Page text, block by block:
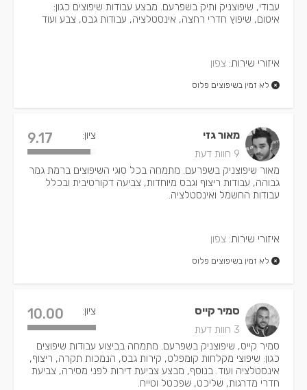
עבודי, שיפוצניק ותיק בשפרעם. מבצע עבודות שיפוצים כגון:
איטום, שיפוץ חדרי רחצה, אינסטלציה, עבודות גבס, צבע ועוד
איזורי שירות: צפון
לא זמין בשיפוצים פלוס
מאור גזי
9 חוות דעת
ציון: 9.17
מאור שיפוצניק בשפרעם. מתמחה בכל סוגי השיפוצים ברמת גמר
גבוהה, עבודות ריצוף וגבס מיוחדות, צביעה דקורטיבית ובכלל
עבודות החשמל ואינסטלציה.
איזורי שירות: צפון
לא זמין בשיפוצים פלוס
סמיר קייס
3 חוות דעת
ציון: 10.00
סמיר קייס, שיפוצניק בשפרעם. מתמחה בביצוע עבודות שיפוצים
כגון: שיפוצי מקלחות קומפלט, קירות גבס, הנמכות תקרה, ריצוף,
אינסטלציה ועוד. בנוסף, מבצע צביעת דירות לפני מסירה, צביעת
חדרי מדרגות, שליכט, שפכטל וטייח.